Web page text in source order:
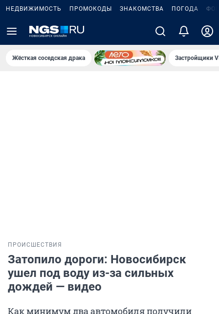
НЕДВИЖИМОСТЬ ПРОМОКОДЫ ЗНАКОМСТВА ПОГОДА
Жёсткая соседская драка Застройщики
ПРОИСШЕСТВИЯ
Затопило дороги: Новосибирск
ушел под воду из-за сильных
дождей — видео
Как минимум два автомобиля получили